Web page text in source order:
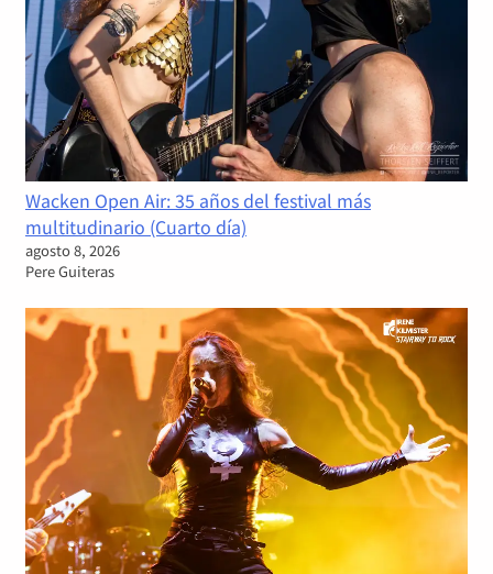
Wacken Open Air: 35 años del festival más
multitudinario (Cuarto día)
agosto 8, 2026
Pere Guiteras